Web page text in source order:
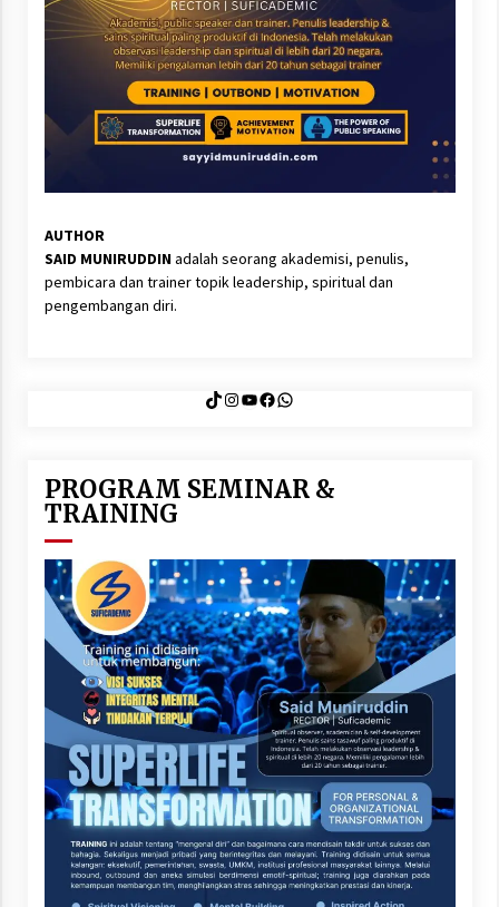
AUTHOR
SAID MUNIRUDDINadalah seorang akademisi, penulis,
pembicara dan trainer topik leadership, spiritual dan
pengembangan diri.
TikTok
Instagram
YouTube
Facebook
WhatsApp
PROGRAM SEMINAR &
TRAINING